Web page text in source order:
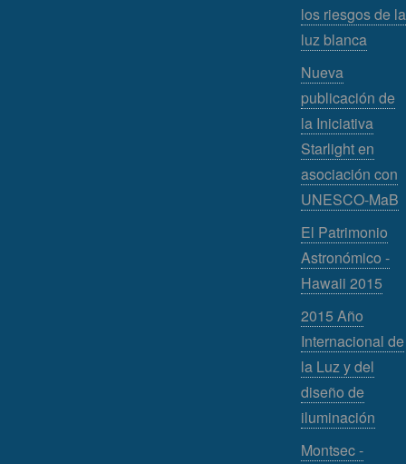
los riesgos de la
luz blanca
Nueva
publicación de
la Iniciativa
Starlight en
asociación con
UNESCO-MaB
El Patrimonio
Astronómico -
Hawaii 2015
2015 Año
Internacional de
la Luz y del
diseño de
iluminación
Montsec -